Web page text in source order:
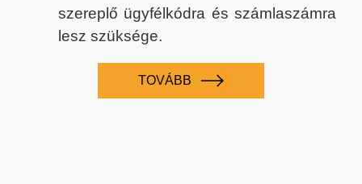
szereplő ügyfélkódra és számlaszámra
lesz szüksége.
TOVÁBB